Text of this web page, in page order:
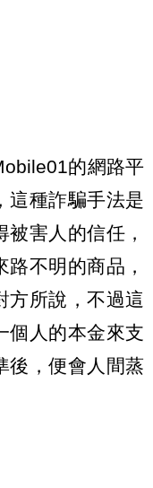
的網路平
這種詐騙手法是
害人的信任，
不明的商品，
方所說，不過這
個人的本金來支
後，便會人間蒸